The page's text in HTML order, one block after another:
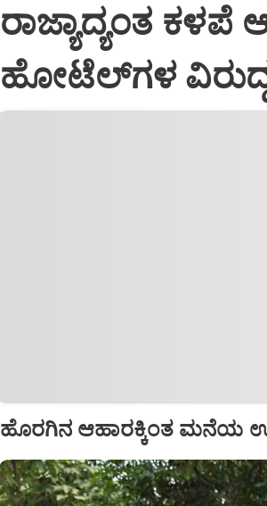
ರಾಜ್ಯಾದ್ಯಂತ ಕಳಪೆ
ಹೋಟೆಲ್‌ಗಳ
ಹೊರಗಿನ ಆಹಾರಕ್ಕಿಂತ ಮನೆಯ